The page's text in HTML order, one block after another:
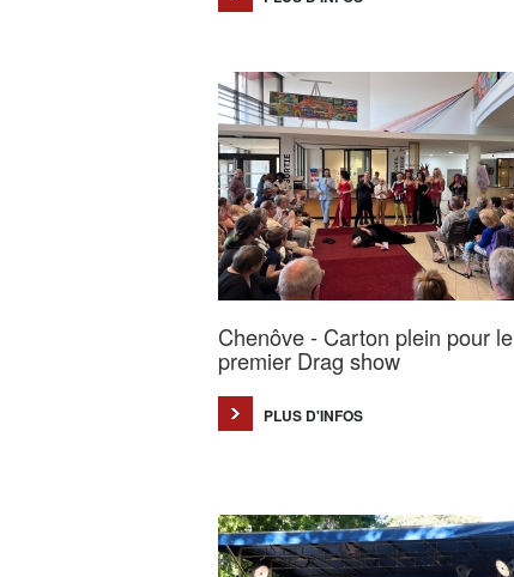
Chenôve - Carton plein pour le
premier Drag show
PLUS D'INFOS